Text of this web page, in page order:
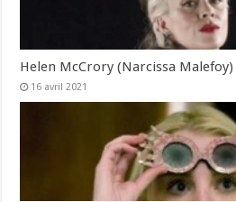
Helen McCrory (Narcissa Malefoy)
16 avril 2021